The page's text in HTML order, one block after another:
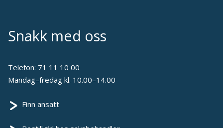
Snakk med oss
Telefon: 71 11 10 00
Mandag–fredag kl. 10.00–14.00
Finn ansatt